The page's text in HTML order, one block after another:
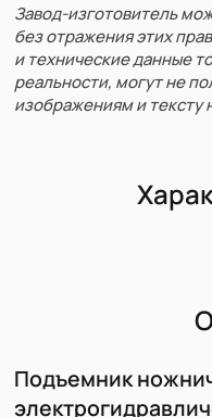
Завод-изготовитель
без отражения этих
и технические данные
реальности, могут не
изображениям и тексту
Подъемник